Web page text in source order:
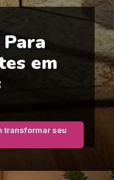
em
transformar seu